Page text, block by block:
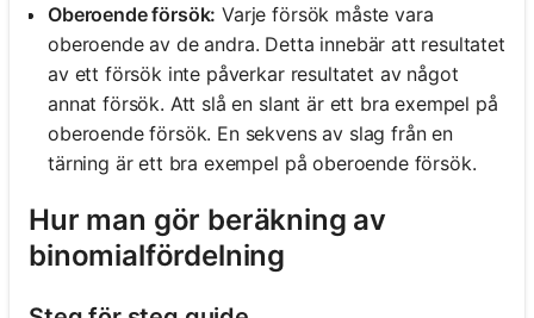
Oberoende försök: Varje försök måste vara
oberoende av de andra. Detta innebär att resultatet
av ett försök inte påverkar resultatet av något
annat försök. Att slå en slant är ett bra exempel på
oberoende försök. En sekvens av slag från en
tärning är ett bra exempel på oberoende försök.
Hur man gör beräkning av
binomialfördelning